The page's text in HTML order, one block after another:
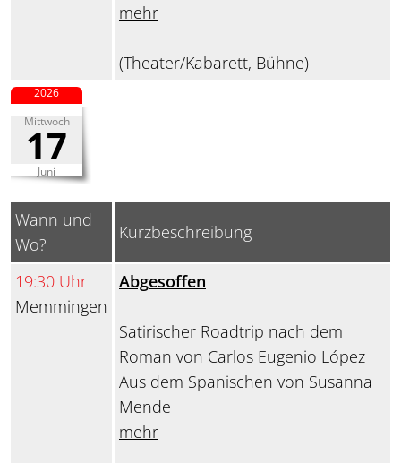
mehr
(Theater/Kabarett, Bühne)
Mittwoch
17
Juni
2026
Wann und
Wo?
Kurzbeschreibung
19:30 Uhr
Memmingen
Abgesoffen
Satirischer Roadtrip nach dem
Roman von Carlos Eugenio López
Aus dem Spanischen von Susanna
Mende
mehr